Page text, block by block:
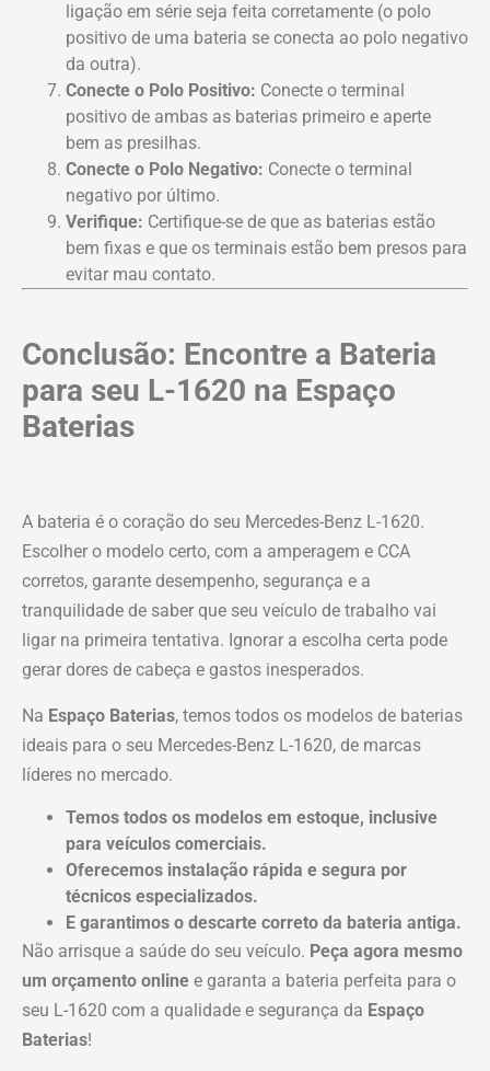
ligação em série seja feita corretamente (o polo
positivo de uma bateria se conecta ao polo negativo
da outra).
Conecte o Polo Positivo: Conecte o terminal
positivo de ambas as baterias primeiro e aperte
bem as presilhas.
Conecte o Polo Negativo: Conecte o terminal
negativo por último.
Verifique: Certifique-se de que as baterias estão
bem fixas e que os terminais estão bem presos para
evitar mau contato.
Conclusão: Encontre a Bateria
para seu L-1620 na Espaço
Baterias
A bateria é o coração do seu Mercedes-Benz L-1620.
Escolher o modelo certo, com a amperagem e CCA
corretos, garante desempenho, segurança e a
tranquilidade de saber que seu veículo de trabalho vai
ligar na primeira tentativa. Ignorar a escolha certa pode
gerar dores de cabeça e gastos inesperados.
Na Espaço Baterias, temos todos os modelos de baterias
ideais para o seu Mercedes-Benz L-1620, de marcas
líderes no mercado.
Temos todos os modelos em estoque, inclusive
para veículos comerciais.
Oferecemos instalação rápida e segura por
técnicos especializados.
E garantimos o descarte correto da bateria antiga.
Não arrisque a saúde do seu veículo. Peça agora mesmo
um orçamento online e garanta a bateria perfeita para o
seu L-1620 com a qualidade e segurança da Espaço
Baterias!